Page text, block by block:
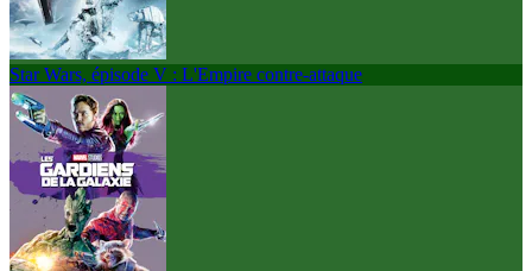
Star Wars, épisode V : L'Empire contre-attaque